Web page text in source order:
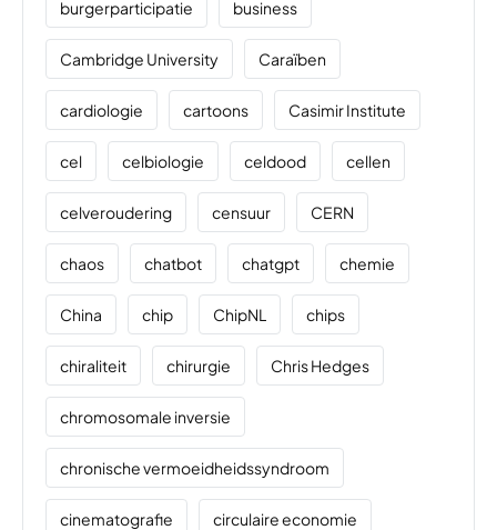
burgerparticipatie business
Cambridge University Caraïben
cardiologie cartoons Casimir Institute
cel celbiologie celdood cellen
celveroudering censuur CERN
chaos chatbot chatgpt chemie
China chip ChipNL chips
chiraliteit chirurgie Chris Hedges
chromosomale inversie
chronische vermoeidheidssyndroom
cinematografie circulaire economie